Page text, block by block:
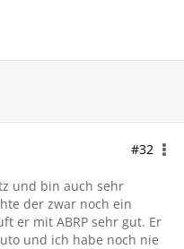
#32
und bin auch sehr
der zwar noch ein
er mit ABRP sehr gut. Er
und ich habe noch nie